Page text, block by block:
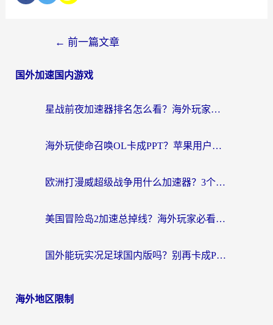
← 前一篇文章
国外加速国内游戏
星战前夜加速器排名怎么看？海外玩家国服游戏畅玩终极指南（附欧洲玩跑跑我的起源解决方案）
海外玩使命召唤OL卡成PPT？苹果用户必看：使命召唤OL国外加速器下载苹果版指南
欧洲打漫威超级战争用什么加速器？3个海外游戏卡顿问题一次解决（附实测推荐）
美国冒险岛2加速总掉线？海外玩家必看的国服游戏加速器选择指南
国外能玩实况足球国内版吗？别再卡成PPT！海外党国服游戏加速全攻略
海外地区限制